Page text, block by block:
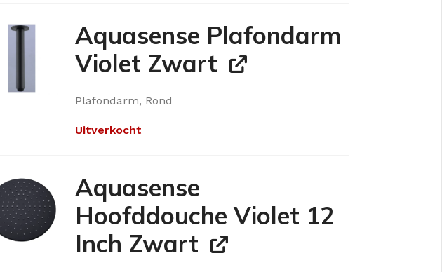
Aquasense Plafondarm
Violet Zwart
Plafondarm, Rond
Uitverkocht
Aquasense
Hoofddouche Violet 12
Inch Zwart